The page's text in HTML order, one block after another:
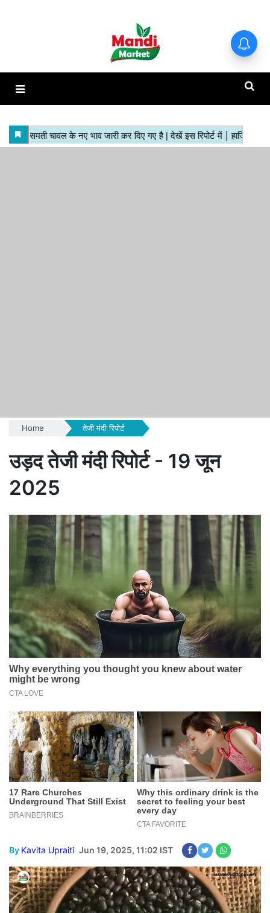
Home तेजी मंदी रिपोर्ट
उड़द तेजी मंदी रिपोर्ट - 19 जून
2025
By Kavita Upraiti Jun 19, 2025, 11:02 IST